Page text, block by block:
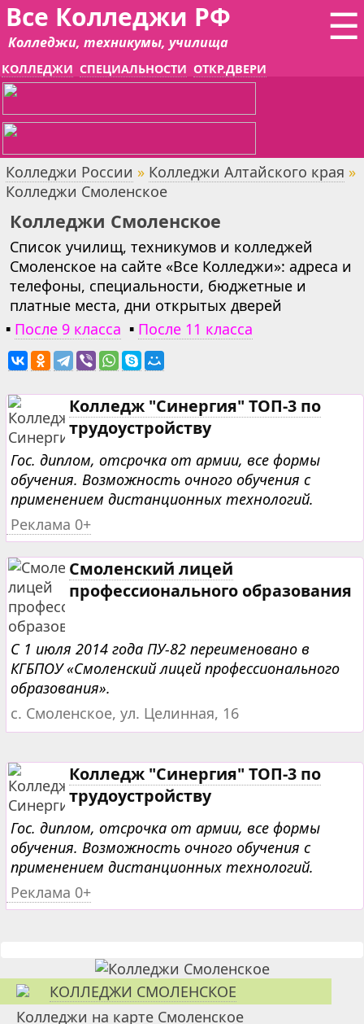
☰
Все Колледжи РФ
Колледжи, техникумы, училища
КОЛЛЕДЖИ СПЕЦИАЛЬНОСТИ ОТКР.ДВЕРИ
Колледжи России » Колледжи Алтайского края »
Колледжи Смоленское
Колледжи Смоленское
Список училищ, техникумов и колледжей
Смоленское на сайте «Все Колледжи»: адреса и
телефоны, специальности, бюджетные и
платные места, дни открытых дверей
▪ После 9 класса ▪ После 11 класса
Колледж "Синергия" ТОП-3 по
трудоустройству
Гос. диплом, отсрочка от армии, все формы
обучения. Возможность очного обучения с
применением дистанционных технологий.
Реклама 0+
Смоленский лицей
профессионального образования
С 1 июля 2014 года ПУ-82 переименовано в
КГБПОУ «Смоленский лицей профессионального
образования».
с. Смоленское, ул. Целинная, 16
Колледж "Синергия" ТОП-3 по
трудоустройству
Гос. диплом, отсрочка от армии, все формы
обучения. Возможность очного обучения с
применением дистанционных технологий.
Реклама 0+
КОЛЛЕДЖИ СМОЛЕНСКОЕ
Колледжи на карте Смоленское